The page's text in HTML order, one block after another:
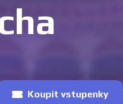
Koupit vstupenky